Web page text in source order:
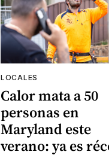
LOCALES
Calor mata a 50
personas en
Maryland este
verano: ya es